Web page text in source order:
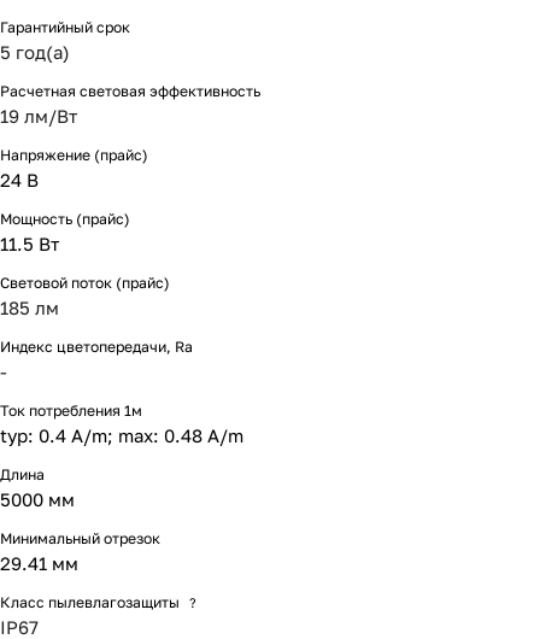
Гарантийный срок
5 год(а)
Расчетная световая эффективность
19 лм/Вт
Напряжение (прайс)
24 В
Мощность (прайс)
11.5 Вт
Световой поток (прайс)
185 лм
Индекс цветопередачи, Ra
-
Ток потребления 1м
typ: 0.4 A/m; max: 0.48 A/m
Длина
5000 мм
Минимальный отрезок
29.41 мм
Класс пылевлагозащиты ?
IP67